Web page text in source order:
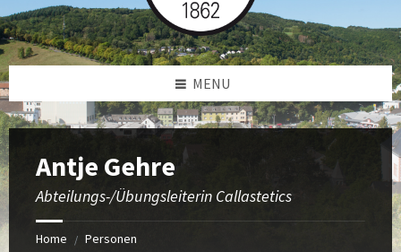
MENU
Antje Gehre
Abteilungs-/Übungsleiterin Callastetics
Home / Personen